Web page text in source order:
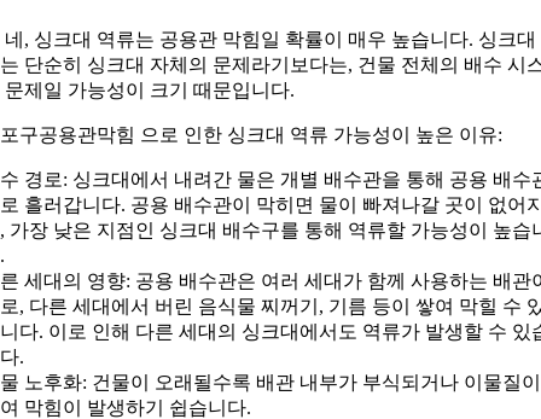
네, 싱크대 역류는 공용관 막힘일 확률이 매우 높습니다. 싱크대
단순히 싱크대 자체의 문제라기보다는, 건물 전체의 배수 시
문제일 가능성이 크기 때문입니다.
구공용관막힘 으로 인한 싱크대 역류 가능성이 높은 이유:
경로: 싱크대에서 내려간 물은 개별 배수관을 통해 공용 배수
흘러갑니다. 공용 배수관이 막히면 물이 빠져나갈 곳이 없어
가장 낮은 지점인 싱크대 배수구를 통해 역류할 가능성이 높습
세대의 영향: 공용 배수관은 여러 세대가 함께 사용하는 배관
, 다른 세대에서 버린 음식물 찌꺼기, 기름 등이 쌓여 막힐 수
다. 이로 인해 다른 세대의 싱크대에서도 역류가 발생할 수 있
.
노후화: 건물이 오래될수록 배관 내부가 부식되거나 이물질이
막힘이 발생하기 쉽습니다.